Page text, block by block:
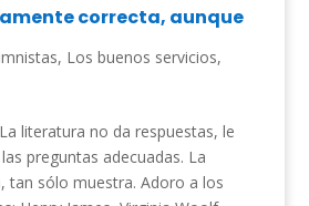
correcta, aunque
, Los buenos servicios,
literatura no da respuestas, le
preguntas adecuadas. La
tan sólo muestra. Adoro a los